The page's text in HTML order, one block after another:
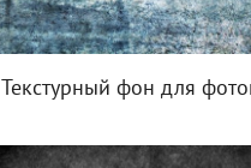
Текстурный фон для